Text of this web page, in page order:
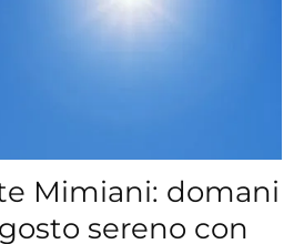
Mimiani: domani
sereno con